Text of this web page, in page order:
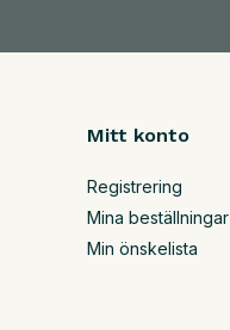
Mitt konto
Registrering
Mina beställningar
Min önskelista